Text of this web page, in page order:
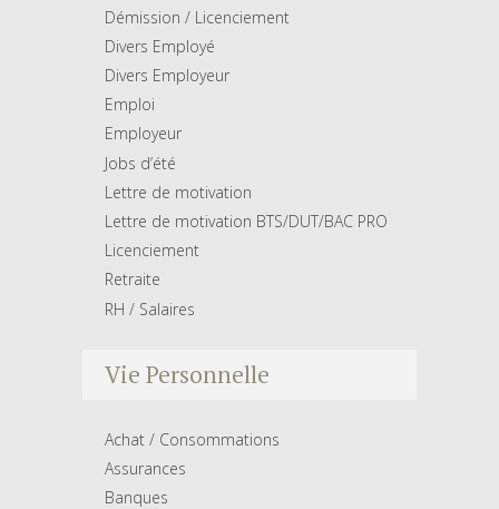
Démission / Licenciement
Divers Employé
Divers Employeur
Emploi
Employeur
Jobs d’été
Lettre de motivation
Lettre de motivation BTS/DUT/BAC PRO
Licenciement
Retraite
RH / Salaires
Vie Personnelle
Achat / Consommations
Assurances
Banques